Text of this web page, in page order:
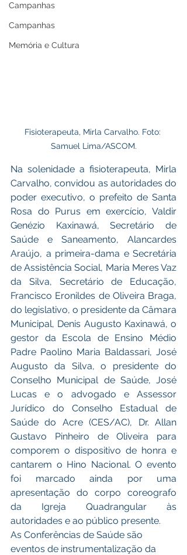
Campanhas
Campanhas
Memória e Cultura
Fisioterapeuta, Mirla Carvalho. Foto:
Samuel Lima/ASCOM.
Na solenidade a fisioterapeuta, Mirla
Carvalho, convidou as autoridades do
poder executivo, o prefeito de Santa
Rosa do Purus em exercício, Valdir
Genézio Kaxinawá, Secretário de
Saúde e Saneamento, Alancardes
Araújo, a primeira-dama e Secretária
de Assistência Social, Maria Meres Vaz
da Silva, Secretário de Educação,
Francisco Eronildes de Oliveira Braga,
do legislativo, o presidente da Câmara
Municipal, Denis Augusto Kaxinawá, o
gestor da Escola de Ensino Médio
Padre Paolino Maria Baldassari, José
Augusto da Silva,
o presidente do
Conselho Municipal de Saúde, José
Lucas e o advogado e Assessor
Jurídico do Conselho Estadual de
Saúde do Acre (CES/AC), Dr. Allan
Gustavo Pinheiro de Oliveira para
comporem o dispositivo de honra e
cantarem o Hino Nacional. O evento
foi marcado ainda por uma
apresentação do corpo coreografo
da Igreja Quadrangular às
autoridades e ao público presente.
As Conferências de Saúde são
eventos de instrumentalização da